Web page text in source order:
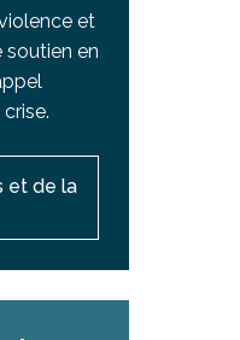
et
soutien en
et de la